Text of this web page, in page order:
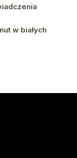
w białych